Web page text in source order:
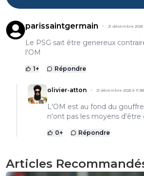
parissaintgermain 21 décembre 2025
Le PSG sait être genereux
l'OM
1+ Répondre
olivier-atton 21 décembre 2025 à 11:38
L'OM est au fond du
n'ont pas les moyens d'être
0+ Répondre
Articles